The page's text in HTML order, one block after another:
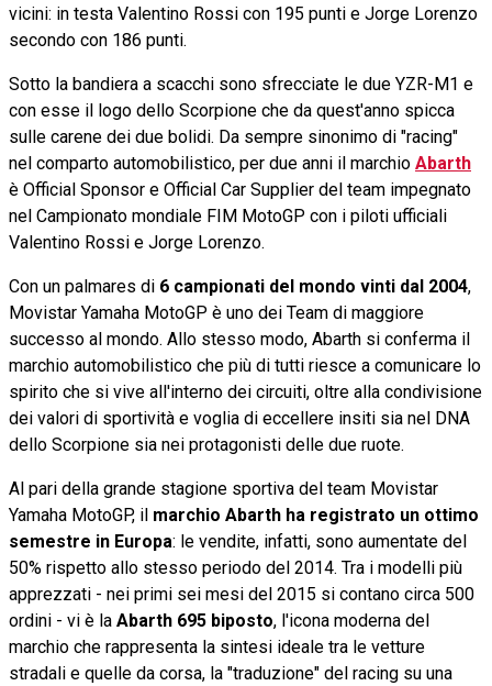
vicini: in testa Valentino Rossi con 195 punti e Jorge Lorenzo
secondo con 186 punti.
Sotto la bandiera a scacchi sono sfrecciate le due YZR-M1 e
con esse il logo dello Scorpione che da quest'anno spicca
sulle carene dei due bolidi. Da sempre sinonimo di "racing"
nel comparto automobilistico, per due anni il marchio Abarth
è Official Sponsor e Official Car Supplier del team impegnato
nel Campionato mondiale FIM MotoGP con i piloti ufficiali
Valentino Rossi e Jorge Lorenzo.
Con un palmares di 6 campionati del mondo vinti dal 2004,
Movistar Yamaha MotoGP è uno dei Team di maggiore
successo al mondo. Allo stesso modo, Abarth si conferma il
marchio automobilistico che più di tutti riesce a comunicare lo
spirito che si vive all'interno dei circuiti, oltre alla condivisione
dei valori di sportività e voglia di eccellere insiti sia nel DNA
dello Scorpione sia nei protagonisti delle due ruote.
Al pari della grande stagione sportiva del team Movistar
Yamaha MotoGP, il marchio Abarth ha registrato un ottimo
semestre in Europa: le vendite, infatti, sono aumentate del
50% rispetto allo stesso periodo del 2014. Tra i modelli più
apprezzati - nei primi sei mesi del 2015 si contano circa 500
ordini - vi è la Abarth 695 biposto, l'icona moderna del
marchio che rappresenta la sintesi ideale tra le vetture
stradali e quelle da corsa, la "traduzione" del racing su una